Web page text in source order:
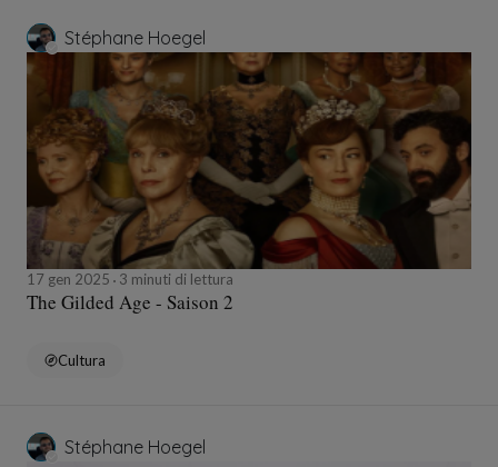
Stéphane Hoegel
17 gen 2025 3 minuti di lettura
The Gilded Age - Saison 2
Cultura
Stéphane Hoegel